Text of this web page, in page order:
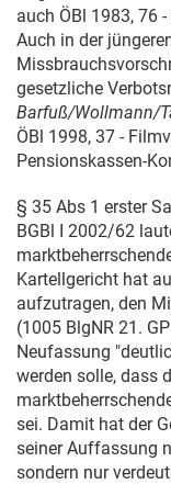
auch ÖBl 1983, 76
Auch in der
gesetzliche
Barfuß/Wollmann/
ÖBl 1998, 37 -
Pensionskassen-
§ 35 Abs 1 erster
BGBl I 2002/62
Kartellgericht hat
aufzutragen, den
(1005 BlgNR 21.
Neufassung
werden solle, dass
sei. Damit hat der
seiner Auffassung
sondern nur